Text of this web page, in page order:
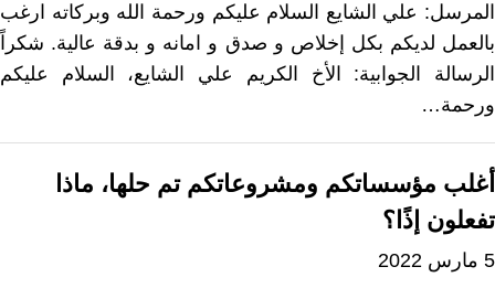
المرسل: علي الشايع السلام علیکم ورحمة الله وبركاته ارغب
بالعمل لديكم بكل إخلاص و صدق و امانه و بدقة عالية. شكراً
الرسالة الجوابية: الأخ الكريم علي الشايع، السلام عليكم
ورحمة…
أغلب مؤسساتكم ومشروعاتكم تم حلها، ماذا
تفعلون إذًا؟
5 مارس 2022